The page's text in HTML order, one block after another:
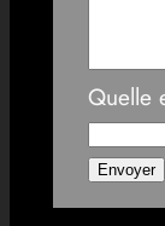
Quelle